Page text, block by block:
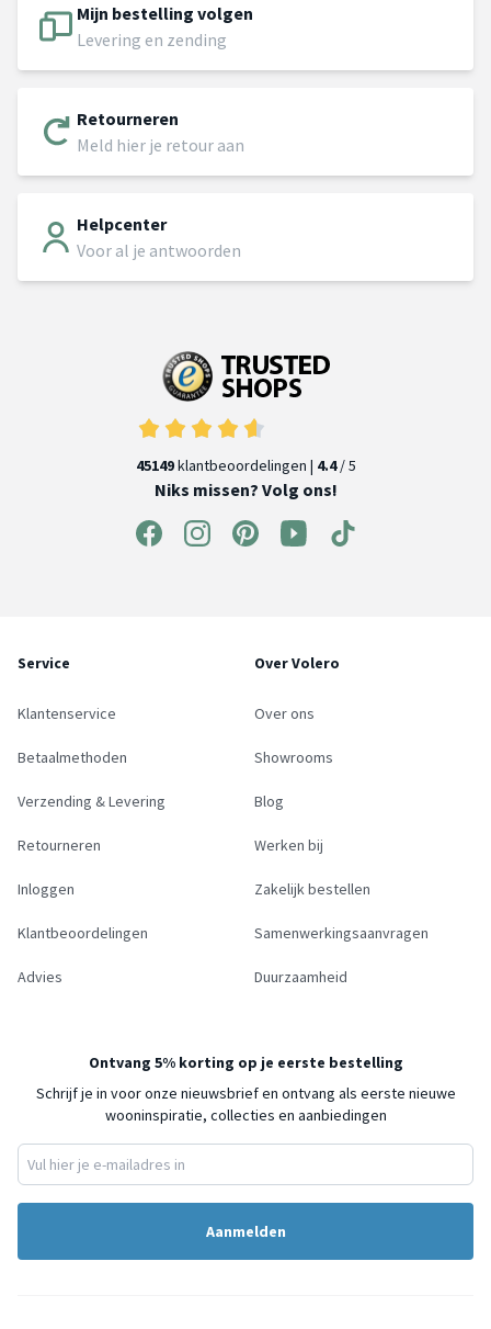
Mijn bestelling volgen
Levering en zending
Retourneren
Meld hier je retour aan
Helpcenter
Voor al je antwoorden
45149klantbeoordelingen | 4.4/ 5
Niks missen? Volg ons!
Service
Klantenservice
Betaalmethoden
Verzending & Levering
Retourneren
Inloggen
Klantbeoordelingen
Advies
Over Volero
Over ons
Showrooms
Blog
Werken bij
Zakelijk bestellen
Samenwerkingsaanvragen
Duurzaamheid
Ontvang 5% korting op je eerste bestelling
Schrijf je in voor onze nieuwsbrief en ontvang als eerste nieuwe
wooninspiratie, collecties en aanbiedingen
Aanmelden